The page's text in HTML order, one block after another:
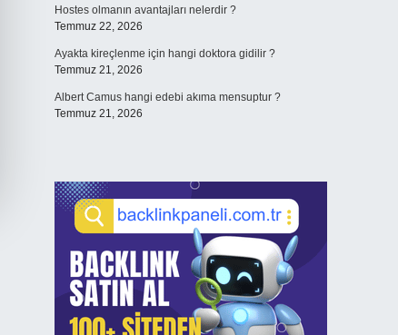
Hostes olmanın avantajları nelerdir ?
Temmuz 22, 2026
Ayakta kireçlenme için hangi doktora gidilir ?
Temmuz 21, 2026
Albert Camus hangi edebi akıma mensuptur ?
Temmuz 21, 2026